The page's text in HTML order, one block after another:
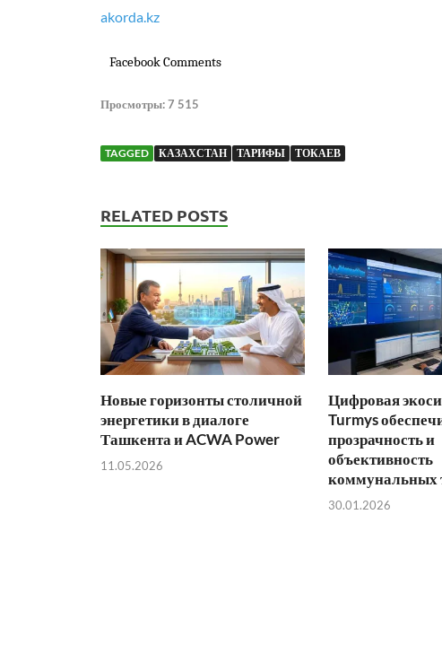
akorda.kz
Facebook Comments
Просмотры:7 515
TAGGED КАЗАХСТАН ТАРИФЫ ТОКАЕВ
RELATED POSTS
Новые горизонты столичной
энергетики в диалоге
Ташкента и ACWA Power
11.05.2026
Цифровая
Turmys
прозрачность и
объективность
коммунальных
30.01.2026